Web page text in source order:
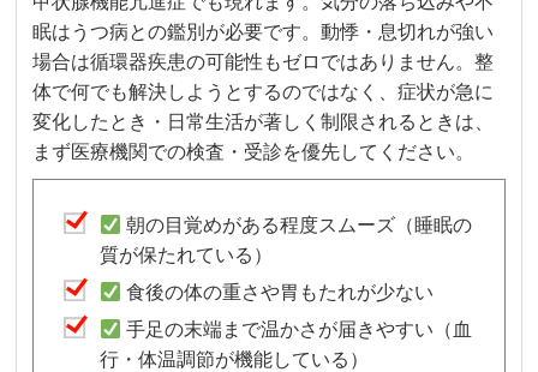
眠はうつ病との鑑別が必要です。動悸・息切れが強い
場合は循環器疾患の可能性もゼロではありません。整
体で何でも解決しようとするのではなく、症状が急に
変化したとき・日常生活が著しく制限されるときは、
まず医療機関での検査・受診を優先してください。
朝の目覚めがある程度スムーズ（睡眠の
質が保たれている）
食後の体の重さや胃もたれが少ない
手足の末端まで温かさが届きやすい（血
行・体温調節が機能している）